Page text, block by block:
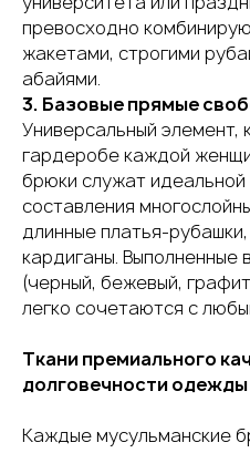
превосходно
жакетами, строгими
абайями.
3. Базовые прямые
Универсальный элемент,
гардеробе каждой
брюки служат идеальной
составления
длинные платья-
кардиганы. Выполненные
(черный, бежевый,
легко сочетаются с
Ткани премиального
долговечности одежды
Каждые мусульманские